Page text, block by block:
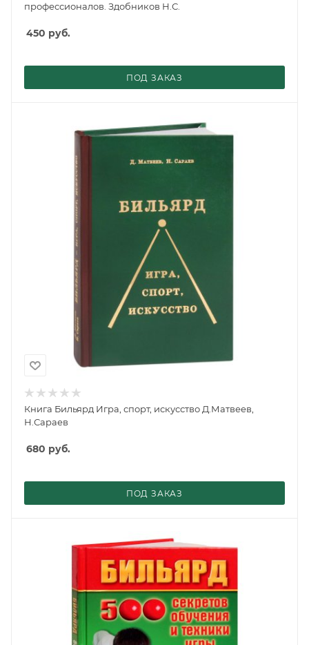
профессионалов. Здобников Н.С.
450 руб.
ПОД ЗАКАЗ
Книга Бильярд Игра, спорт, искусство Д.Матвеев,
Н.Сараев
680 руб.
ПОД ЗАКАЗ